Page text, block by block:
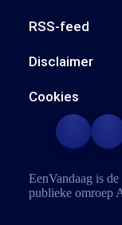
RSS-feed
Disclaimer
Cookies
EenVandaag is
publieke omroep